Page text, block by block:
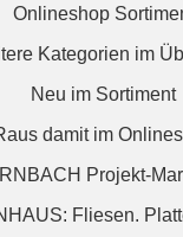
Onlineshop
Kategorien im
Neu im Sortiment
damit im
Projekt-
Fliesen.